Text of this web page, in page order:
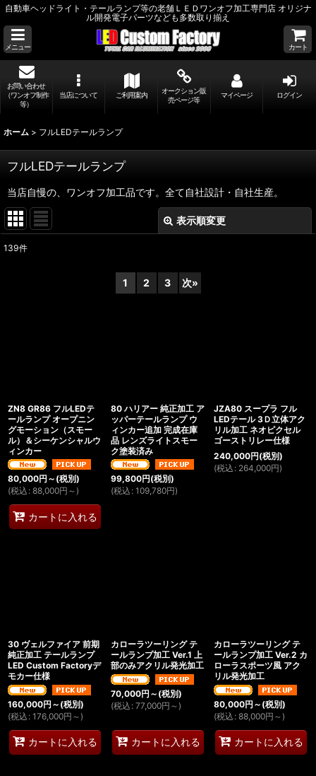
自動車ヘッドライト・テールランプ等の老舗ＬＥＤワンオフ加工専門店 オリジナ
ル開発電子パーツなども多数取り揃え
メニュー カート
お問い合わせ
（ワンオフ制作
等）
当店について ご利用案内
オークション販
売ページ等
マイページ ログイン
ホーム > フルLEDテールランプ
フルLEDテールランプ
当店自慢の、ワンオフ加工品です。全て自社設計・自社生産。
表示順変更
139件
1 2 3 次»
ZN8 GR86 フルLEDテ
ールランプ オープニン
グモーション（スモー
ル）＆シーケンシャルウ
ィンカー
80,000円 ～ (税別)
(税込 : 88,000円 ～)
カートに入れる
80 ハリアー 純正加工 ア
ッパーテールランプ ウ
ィンカー追加 完成在庫
品 レンズライトスモー
ク塗装済み
99,800円(税別)
(税込 : 109,780円)
JZA80 スープラ フル
LEDテール 3Ｄ立体アク
リル加工 ネオピクセル
ゴーストリレー仕様
240,000円(税別)
(税込 : 264,000円)
30 ヴェルファイア 前期
純正加工 テールランプ
LED Custom Factoryデ
モカー仕様
160,000円 ～ (税別)
(税込 : 176,000円 ～)
カートに入れる
カローラツーリング テ
ールランプ加工 Ver.1 上
部のみアクリル発光加工
70,000円 ～ (税別)
(税込 : 77,000円 ～)
カートに入れる
カローラツーリング テ
ールランプ加工 Ver.2 カ
ローラスポーツ風 アク
リル発光加工
80,000円 ～ (税別)
(税込 : 88,000円 ～)
カートに入れる